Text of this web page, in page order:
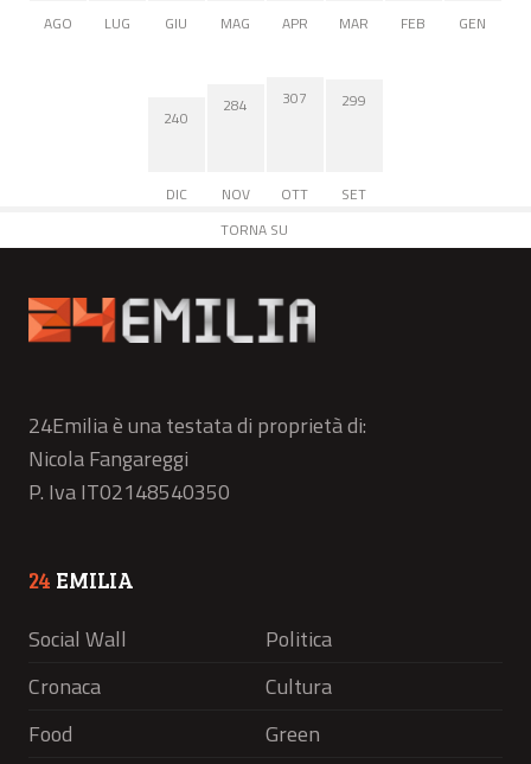
AGO
LUG GIU MAG APR MAR FEB GEN
240
DIC
284
NOV
307
OTT
299
SET
TORNA SU
24Emilia è una testata di proprietà di:
Nicola Fangareggi
P. Iva IT02148540350
24 EMILIA
Social Wall
Politica
Cronaca
Cultura
Food
Green